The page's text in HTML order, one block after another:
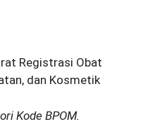
Registrasi Obat
dan Kosmetik
Kode BPOM.